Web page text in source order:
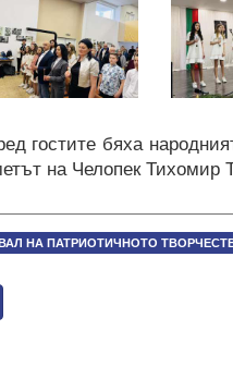
гостите бяха
на Челопек Тихомир
НА ПАТРИОТИЧНОТО